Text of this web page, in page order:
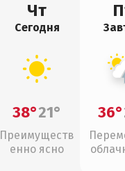
Чт
Сегодня
38°21°
Преимуществ
енно ясно
36°